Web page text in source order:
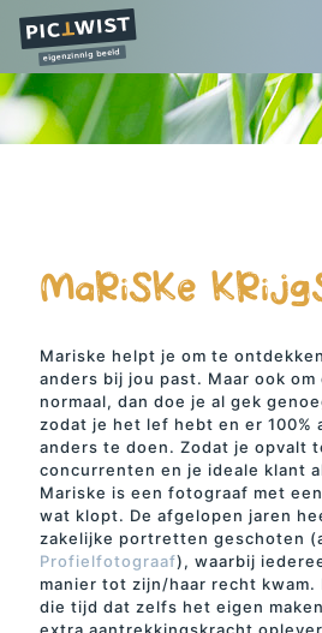
MaRiSKe
Mariske helpt je om te
anders bij jou past. Maar ook om
normaal, dan doe je al gek
zodat je het lef hebt en er 100%
anders te doen. Zodat je opvalt
concurrenten en je ideale klant
Mariske is een fotograaf met
wat klopt. De afgelopen jaren
zakelijke portretten geschoten
Profielfotograaf), waarbij
manier tot zijn/haar recht
die tijd dat zelfs het eigen